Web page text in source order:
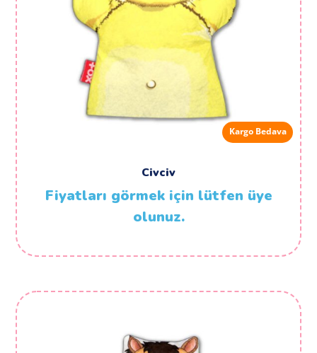
Kargo Bedava
Civciv
Fiyatları görmek için lütfen üye
olunuz.